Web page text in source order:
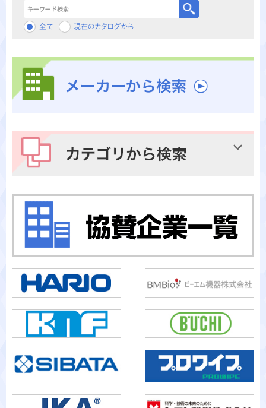
キーワード検索